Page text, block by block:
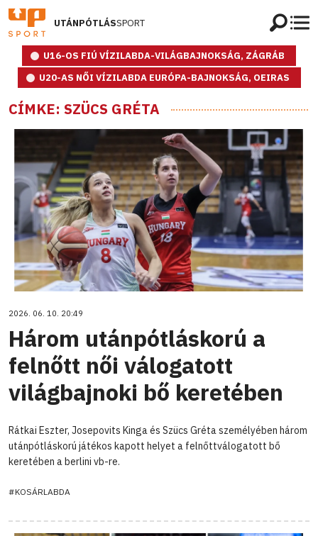
UTÁNPÓTLÁSSPORT
U16-OS FIÚ VÍZILABDA-VILÁGBAJNOKSÁG, ZÁGRÁB
U20-AS NŐI VÍZILABDA EURÓPA-BAJNOKSÁG, OEIRAS
CÍMKE: SZÜCS GRÉTA
2026. 06. 10. 20:49
Három utánpótláskorú a
felnőtt női válogatott
világbajnoki bő keretében
Rátkai Eszter, Josepovits Kinga és Szücs Gréta személyében három
utánpótláskorú játékos kapott helyet a felnőttválogatott bő
keretében a berlini vb-re.
#KOSÁRLABDA